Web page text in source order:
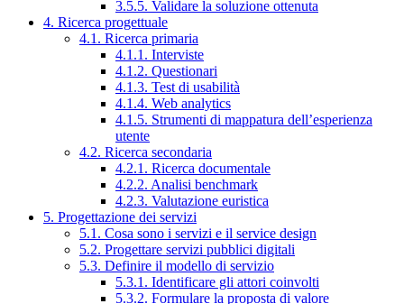
3.5.5. Validare la soluzione ottenuta
4. Ricerca progettuale
4.1. Ricerca primaria
4.1.1. Interviste
4.1.2. Questionari
4.1.3. Test di usabilità
4.1.4. Web analytics
4.1.5. Strumenti di mappatura dell’esperienza
utente
4.2. Ricerca secondaria
4.2.1. Ricerca documentale
4.2.2. Analisi benchmark
4.2.3. Valutazione euristica
5. Progettazione dei servizi
5.1. Cosa sono i servizi e il service design
5.2. Progettare servizi pubblici digitali
5.3. Definire il modello di servizio
5.3.1. Identificare gli attori coinvolti
5.3.2. Formulare la proposta di valore